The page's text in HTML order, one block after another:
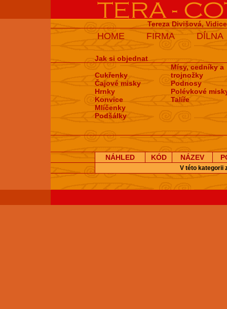
Tereza Divišová,
HOME FIRMA DÍLNA
Jak si objednat
Cukřenky
Čajové misky
Hrnky
Konvice
Mlíčenky
Podšálky
Mísy, cedníky a
trojnožky
Podnosy
Polévkové
Talíře
NÁHLED KÓD NÁZEV
V této kategorii